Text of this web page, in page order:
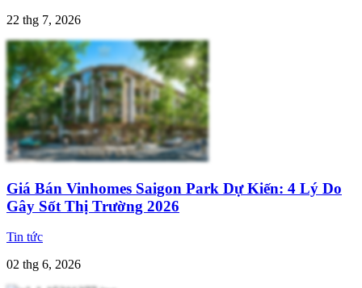
22 thg 7, 2026
Giá Bán Vinhomes Saigon Park Dự Kiến: 4 Lý Do
Gây Sốt Thị Trường 2026
Tin tức
02 thg 6, 2026